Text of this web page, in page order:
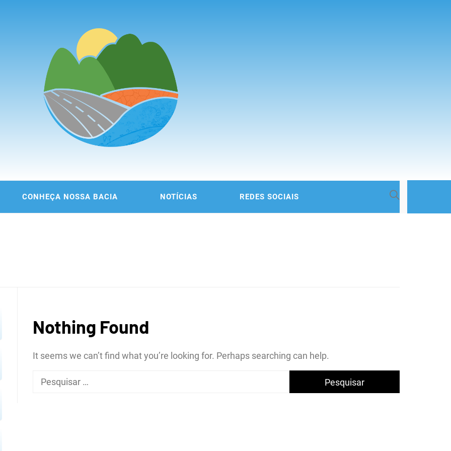
DA BACIA
DA
REGIÃO
CONHEÇA NOSSA BACIA NOTÍCIAS REDES SOCIAIS
Nothing Found
It seems we can’t find what you’re looking for. Perhaps searching can help.
Pesquisar